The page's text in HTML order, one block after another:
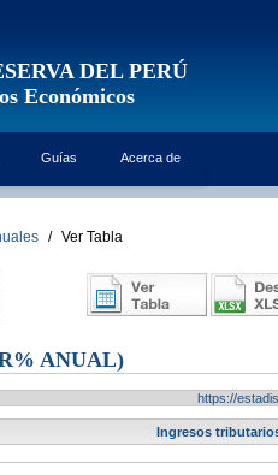
DEL PERÚ
Económicos
Guías Acerca de
/ Ver Tabla
ANUAL)
https://
Ingresos